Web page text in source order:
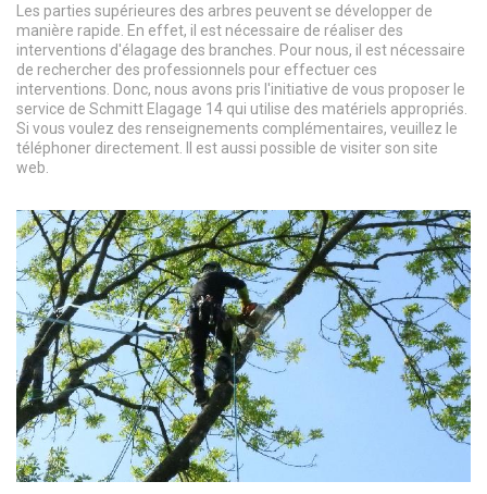
Les parties supérieures des arbres peuvent se développer de
manière rapide. En effet, il est nécessaire de réaliser des
interventions d'élagage des branches. Pour nous, il est nécessaire
de rechercher des professionnels pour effectuer ces
interventions. Donc, nous avons pris l'initiative de vous proposer le
service de Schmitt Elagage 14 qui utilise des matériels appropriés.
Si vous voulez des renseignements complémentaires, veuillez le
téléphoner directement. Il est aussi possible de visiter son site
web.